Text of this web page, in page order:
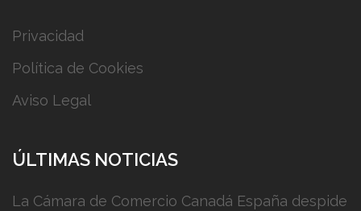
Privacidad
Política de Cookies
Aviso Legal
ÚLTIMAS NOTICIAS
La Cámara de Comercio Canadá España despide